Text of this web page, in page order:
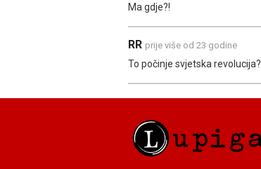
Ma gdje?!
RR prije više od 23 godine
To počinje svjetska revolucija?